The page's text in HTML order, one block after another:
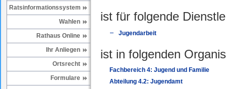
Ratsinformationssystem
Wahlen
Rathaus Online
Ihr Anliegen
Ortsrecht
Formulare
ist für folgende
Jugendarbeit
ist in folgenden
Fachbereich 4: Jugend und Familie
Abteilung 4.2: Jugendamt